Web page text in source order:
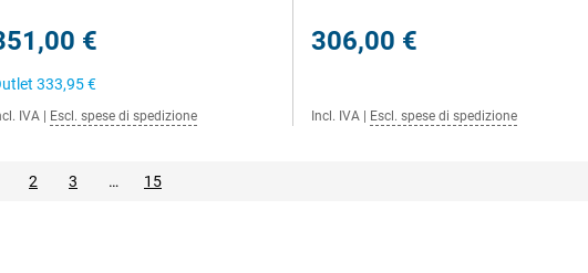
€
333,95 €
IVA Escl. spese di spedizione
306,00 €
Incl. IVA Escl. spese di spedizione
2 3 … 15